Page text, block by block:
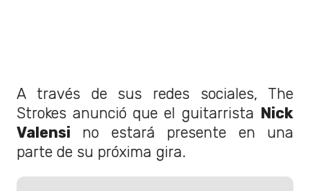
A través de sus redes sociales, The
Strokes anunció que el guitarrista Nick
Valensi no estará presente en una
parte de su próxima gira.